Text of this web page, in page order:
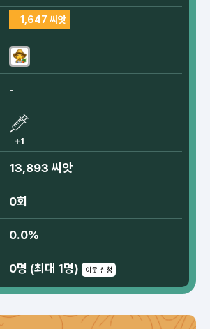
1,647 씨앗
-
+1
13,893 씨앗
0회
0.0%
0명 (최대 1명) 이웃 신청